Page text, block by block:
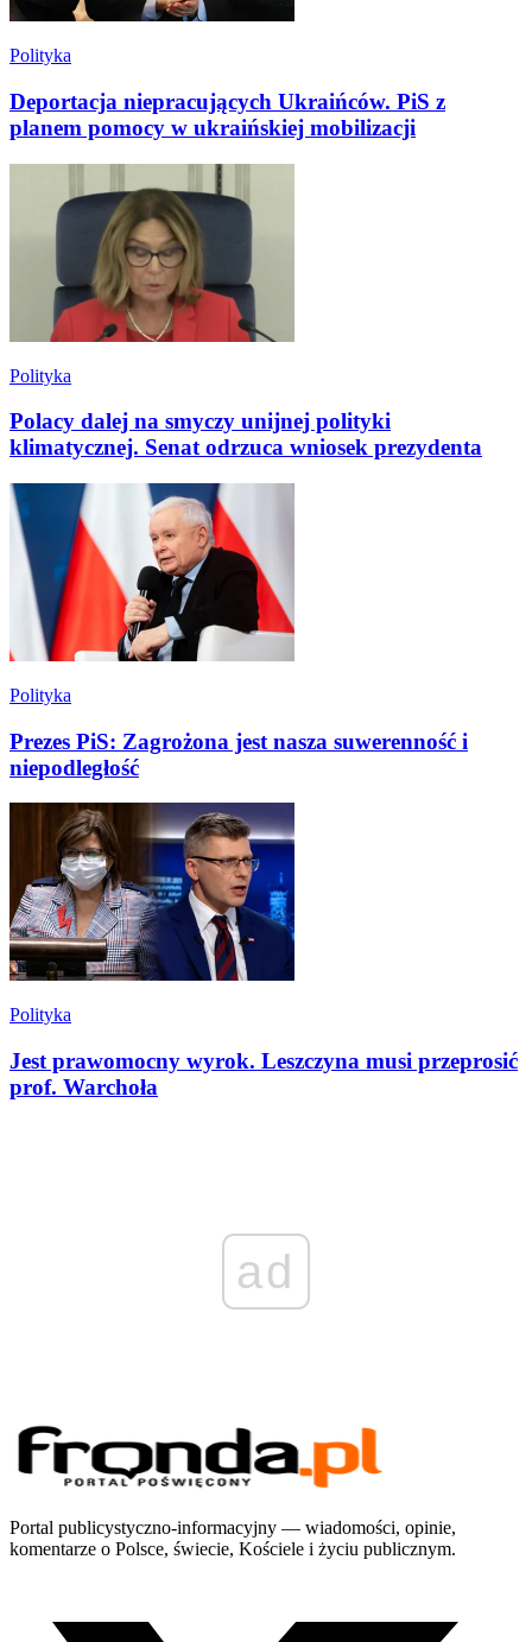
Polityka
Deportacja niepracujących Ukraińców. PiS z
planem pomocy w ukraińskiej mobilizacji
Polityka
Polacy dalej na smyczy unijnej polityki
klimatycznej. Senat odrzuca wniosek prezydenta
Polityka
Prezes PiS: Zagrożona jest nasza suwerenność i
niepodległość
Polityka
Jest prawomocny wyrok. Leszczyna musi przeprosić
prof. Warchoła
ad
Portal publicystyczno-informacyjny — wiadomości, opinie,
komentarze o Polsce, świecie, Kościele i życiu publicznym.